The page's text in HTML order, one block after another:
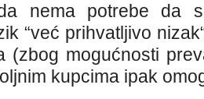
nema potrebe da
“već prihvatljivo
(zbog mogućnosti
kupcima ipak